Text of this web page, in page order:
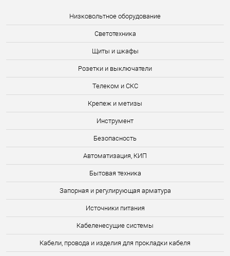
Низковольтное оборудование
Светотехника
Щиты и шкафы
Розетки и выключатели
Телеком и СКС
Крепеж и метизы
Инструмент
Безопасность
Автоматизация, КИП
Бытовая техника
Запорная и регулирующая арматура
Источники питания
Кабеленесущие системы
Кабели, провода и изделия для прокладки кабеля